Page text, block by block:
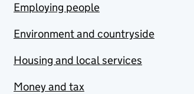
Employing people
Environment and countryside
Housing and local services
Money and tax